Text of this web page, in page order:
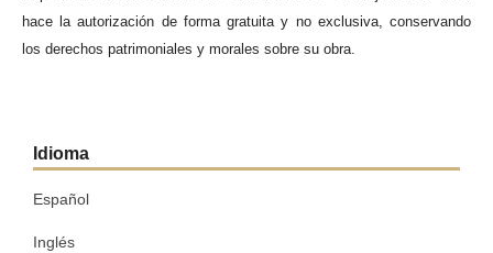
hace la autorización de forma gratuita y no exclusiva, conservando
los derechos patrimoniales y morales sobre su obra.
Idioma
Español
Inglés